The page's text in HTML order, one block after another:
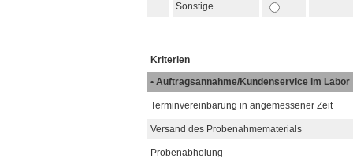
Sonstige
Kriterien
• Auftragsannahme/Kundenservice im Labor
Terminvereinbarung in angemessener Zeit
Versand des Probenahmematerials
Probenabholung